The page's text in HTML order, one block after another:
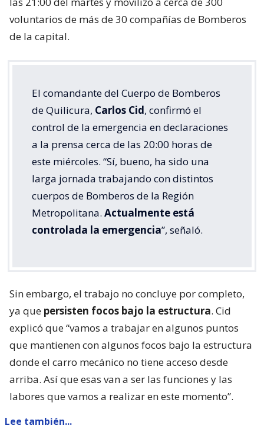
voluntarios de más de 30 compañías de Bomberos
de la capital.
El comandante del Cuerpo de Bomberos
de Quilicura, Carlos Cid, confirmó el
control de la emergencia en declaraciones
a la prensa cerca de las 20:00 horas de
este miércoles. “Sí, bueno, ha sido una
larga jornada trabajando con distintos
cuerpos de Bomberos de la Región
Metropolitana. Actualmente está
controlada la emergencia”, señaló.
Sin embargo, el trabajo no concluye por completo,
ya que persisten focos bajo la estructura. Cid
explicó que “vamos a trabajar en algunos puntos
que mantienen con algunos focos bajo la estructura
donde el carro mecánico no tiene acceso desde
arriba. Así que esas van a ser las funciones y las
labores que vamos a realizar en este momento”.
Lee también...